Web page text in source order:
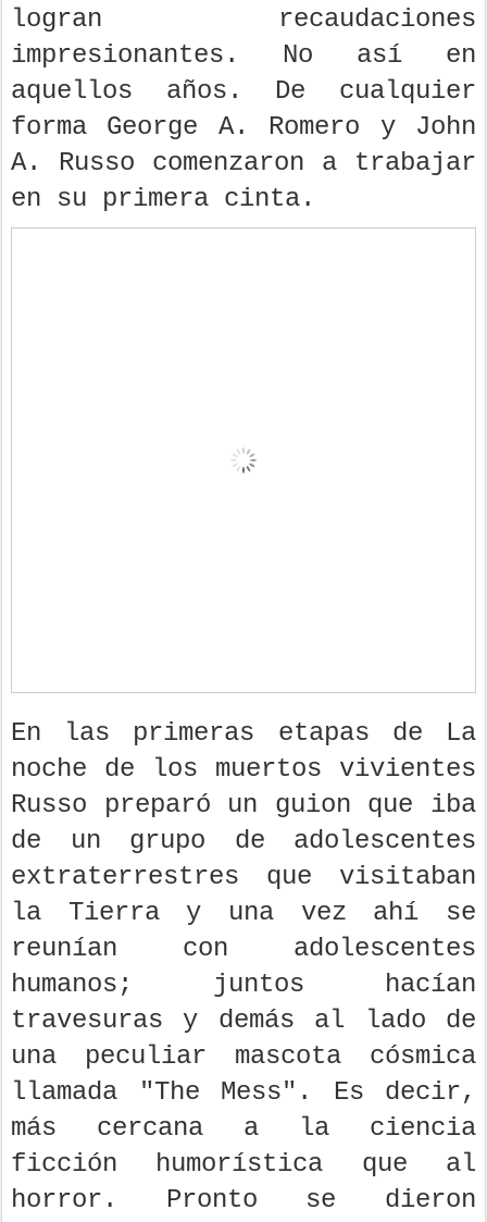
logran recaudaciones
impresionantes. No así en
aquellos años. De cualquier
forma George A. Romero y John
A. Russo comenzaron a trabajar
en su primera cinta.
En las primeras etapas de La
noche de los muertos vivientes
Russo preparó un guion que iba
de un grupo de adolescentes
extraterrestres que visitaban
la Tierra y una vez ahí se
reunían con adolescentes
humanos; juntos hacían
travesuras y demás al lado de
una peculiar mascota cósmica
llamada "The Mess". Es decir,
más cercana a la ciencia
ficción humorística que al
horror. Pronto se dieron